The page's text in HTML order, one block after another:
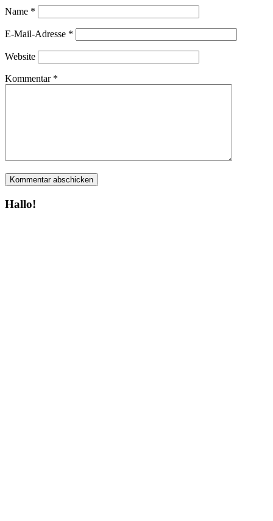
Name *
E-Mail-Adresse *
Website
Kommentar *
Hallo!